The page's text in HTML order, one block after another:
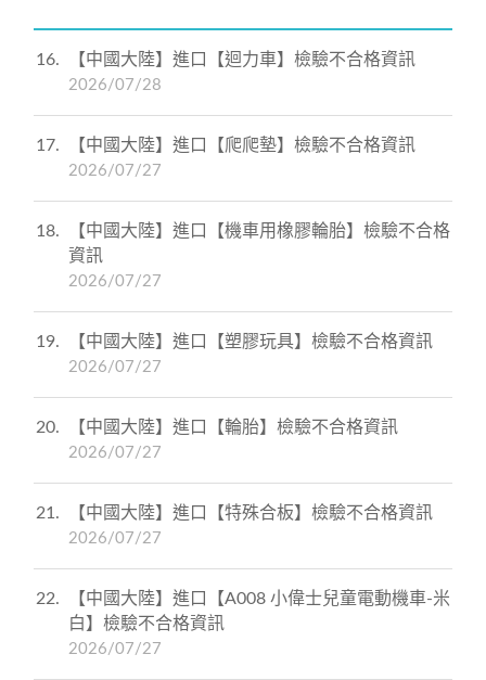
16 【中國大陸】進口【迴力車】檢驗不合格資訊
2026/07/28
17 【中國大陸】進口【爬爬墊】檢驗不合格資訊
2026/07/27
18
【中國大陸】進口【機車用橡膠輪胎】檢驗不合格
資訊
2026/07/27
19 【中國大陸】進口【塑膠玩具】檢驗不合格資訊
2026/07/27
20 【中國大陸】進口【輪胎】檢驗不合格資訊
2026/07/27
21 【中國大陸】進口【特殊合板】檢驗不合格資訊
2026/07/27
22
【中國大陸】進口【A008 小偉士兒童電動機車-米
白】檢驗不合格資訊
2026/07/27